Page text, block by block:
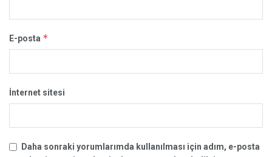
E-posta *
İnternet sitesi
Daha sonraki yorumlarımda kullanılması için adım, e-posta